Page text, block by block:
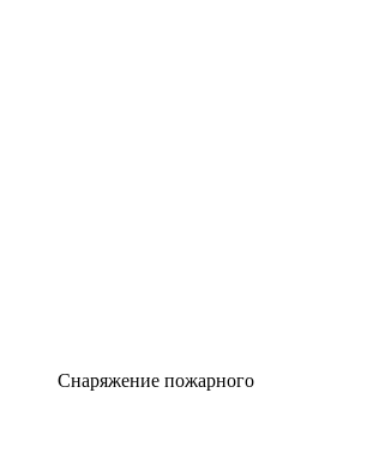
Снаряжение пожарного